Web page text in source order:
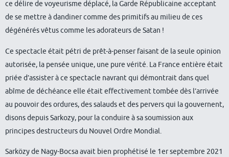
ce délire de voyeurisme déplacé, la Garde Républicaine acceptant
de se mettre à dandiner comme des primitifs au milieu de ces
dégénérés vêtus comme les adorateurs de Satan !
Ce spectacle était pétri de prêt-à-penser faisant de la seule opinion
autorisée, la pensée unique, une pure vérité. La France entière était
priée d’assister à ce spectacle navrant qui démontrait dans quel
abîme de déchéance elle était effectivement tombée dès l’arrivée
au pouvoir des ordures, des salauds et des pervers qui la gouvernent,
disons depuis Sarkozy, pour la conduire à sa soumission aux
principes destructeurs du Nouvel Ordre Mondial.
Sarközy de Nagy-Bocsa avait bien prophétisé le 1er septembre 2021